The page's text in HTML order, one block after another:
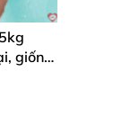
giống